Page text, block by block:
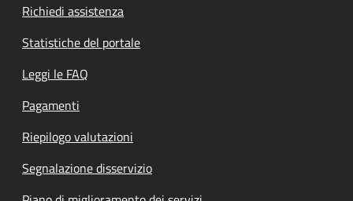
Richiedi assistenza
Statistiche del portale
Leggi le FAQ
Pagamenti
Riepilogo valutazioni
Segnalazione disservizio